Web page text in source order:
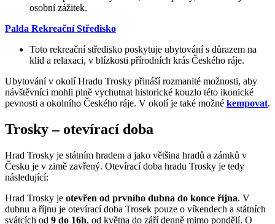
osobní zážitek.
Palda Rekreační Středisko
Toto rekreační středisko poskytuje ubytování s důrazem na
klid a relaxaci, v blízkosti přírodních krás Českého ráje.
Ubytování v okolí Hradu Trosky přináší rozmanité možnosti, aby
návštěvníci mohli plně vychutnat historické kouzlo této ikonické
pevnosti a okolního Českého ráje. V okolí je také možné kempovat.
Trosky – otevírací doba
Hrad Trosky je státním hradem a jako většina hradů a zámků v
Česku je v zimě zavřený. Otevírací doba hradu Trosky je tedy
následující:
Hrad Trosky je otevřen od prvního dubna do konce října. V
dubnu a říjnu je otevírací doba Trosek pouze o víkendech a státních
svátcích od 9 do 16h, od května do září denně mimo pondělí. O